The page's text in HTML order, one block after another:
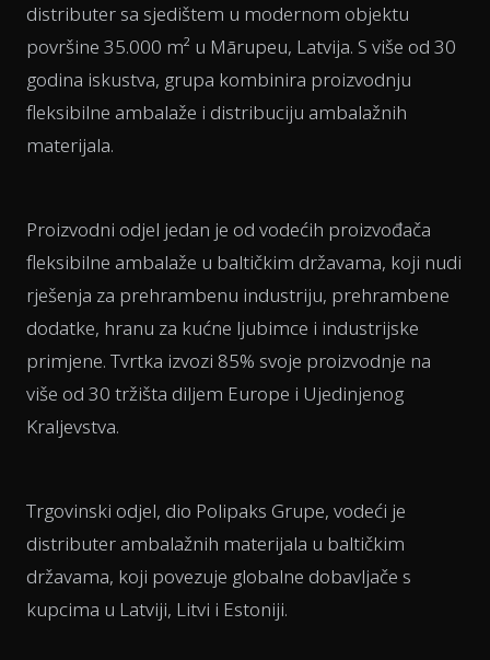
distributer sa sjedištem u modernom objektu
površine 35.000 m² u Mārupeu, Latvija. S više od 30
godina iskustva, grupa kombinira proizvodnju
fleksibilne ambalaže i distribuciju ambalažnih
materijala.
Proizvodni odjel jedan je od vodećih proizvođača
fleksibilne ambalaže u baltičkim državama, koji nudi
rješenja za prehrambenu industriju, prehrambene
dodatke, hranu za kućne ljubimce i industrijske
primjene. Tvrtka izvozi 85% svoje proizvodnje na
više od 30 tržišta diljem Europe i Ujedinjenog
Kraljevstva.
Trgovinski odjel, dio Polipaks Grupe, vodeći je
distributer ambalažnih materijala u baltičkim
državama, koji povezuje globalne dobavljače s
kupcima u Latviji, Litvi i Estoniji.